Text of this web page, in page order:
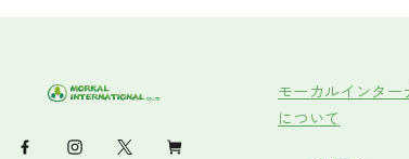
モーカルインター
について